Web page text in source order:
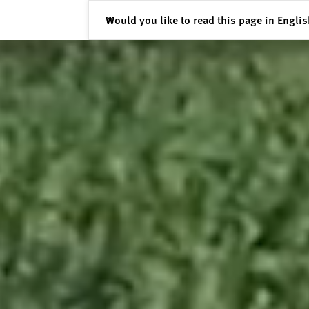
Would you like to read this page in
✕Cerrar